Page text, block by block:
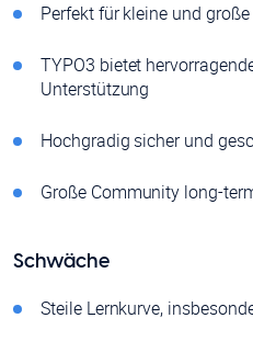
Perfekt für kleine und
TYPO3 bietet
Unterstützung
Hochgradig sicher und
Große Community long-
Schwäche
Steile Lernkurve,